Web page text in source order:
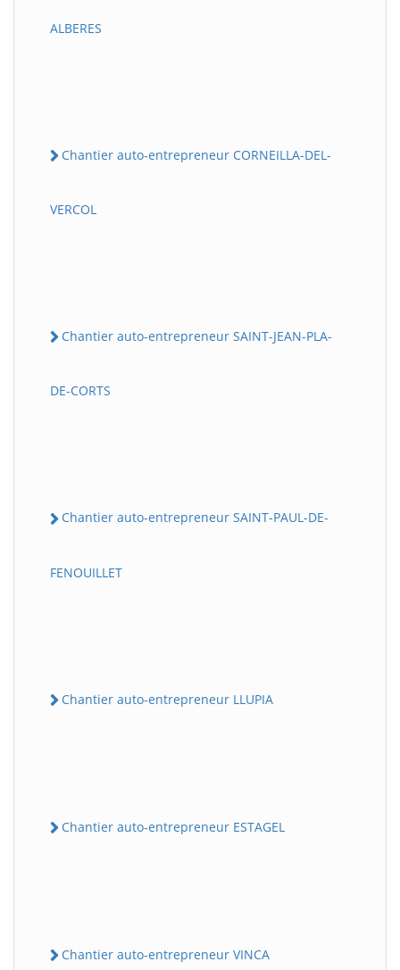
ALBERES
Chantier auto-entrepreneur CORNEILLA-DEL-
VERCOL
Chantier auto-entrepreneur SAINT-JEAN-PLA-
DE-CORTS
Chantier auto-entrepreneur SAINT-PAUL-DE-
FENOUILLET
Chantier auto-entrepreneur LLUPIA
Chantier auto-entrepreneur ESTAGEL
Chantier auto-entrepreneur VINCA